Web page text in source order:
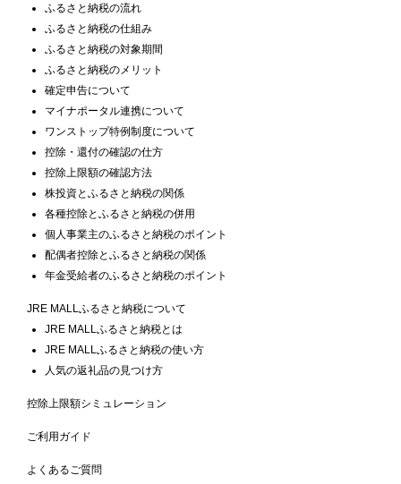
ふるさと納税の流れ
ふるさと納税の仕組み
ふるさと納税の対象期間
ふるさと納税のメリット
確定申告について
マイナポータル連携について
ワンストップ特例制度について
控除・還付の確認の仕方
控除上限額の確認方法
株投資とふるさと納税の関係
各種控除とふるさと納税の併用
個人事業主のふるさと納税のポイント
配偶者控除とふるさと納税の関係
年金受給者のふるさと納税のポイント
JRE MALLふるさと納税について
JRE MALLふるさと納税とは
JRE MALLふるさと納税の使い方
人気の返礼品の見つけ方
控除上限額シミュレーション
ご利用ガイド
よくあるご質問